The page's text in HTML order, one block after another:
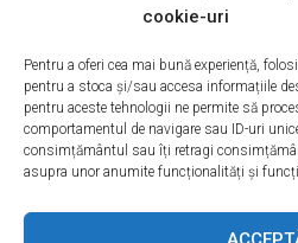
cookie-uri
Pentru a oferi cea mai bună experiență,
pentru a stoca și/sau accesa informațiile
pentru aceste tehnologii ne permite să
comportamentul de navigare sau ID-uri
consimțământul sau îți retragi
asupra unor anumite funcționalități și
pagina noastra de service
sa faceti este sa ne sunati va
Citește mai mult
DESPRE NOI